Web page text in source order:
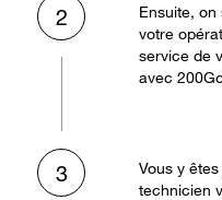
2
Ensuite, on
votre
service de
avec
3
Vous y
technicien